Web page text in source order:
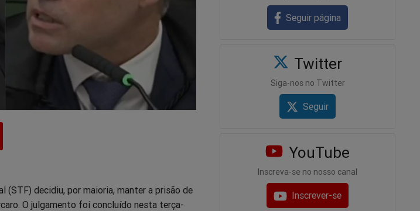
(STF) decidiu, por maioria, manter a prisão de
O julgamento foi concluído nesta terça-
Seguir página
Twitter
Siga-nos no Twitter
Seguir
YouTube
Inscreva-se no nosso canal
Inscrever-se